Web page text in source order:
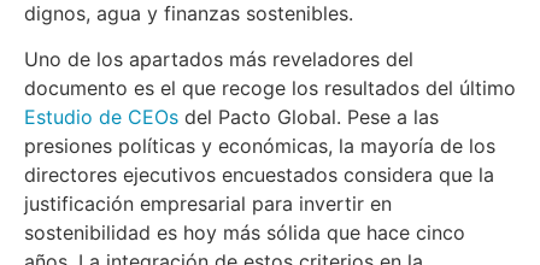
dignos, agua y finanzas sostenibles.
Uno de los apartados más reveladores del
documento es el que recoge los resultados del último
Estudio de CEOs del Pacto Global. Pese a las
presiones políticas y económicas, la mayoría de los
directores ejecutivos encuestados considera que la
justificación empresarial para invertir en
sostenibilidad es hoy más sólida que hace cinco